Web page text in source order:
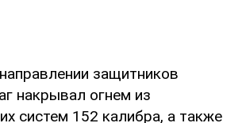
защитников
накрывал огнем из
систем 152 калибра, а также